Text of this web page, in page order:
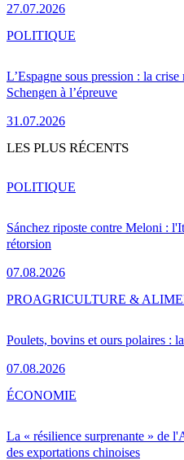
27.07.2026
L’Espagne sous pression : la
Schengen à l’épreuve
31.07.2026
POLITIQUE
LES PLUS RÉCENTS
Sánchez riposte contre Meloni :
rétorsion
07.08.2026
POLITIQUE
Poulets, bovins et ours polaires :
07.08.2026
PROAGRICULTURE &
La « résilience surprenante » de
des exportations chinoises
ÉCONOMIE